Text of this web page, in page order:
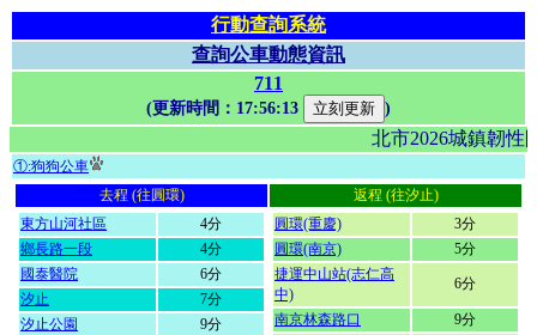
行動查詢系統
查詢公車動態資訊
711
(更新時間： 17:56:13 )
北市2026城鎮韌
①:狗狗公車
去程 (往圓環)
返程 (往汐止)
東方山河社區
4分
鄉長路一段
4分
國泰醫院
6分
汐止
7分
汐止公園
9分
圓環(重慶)
3分
圓環(南京)
5分
捷運中山站(志仁高
中)
6分
南京林森路口
9分